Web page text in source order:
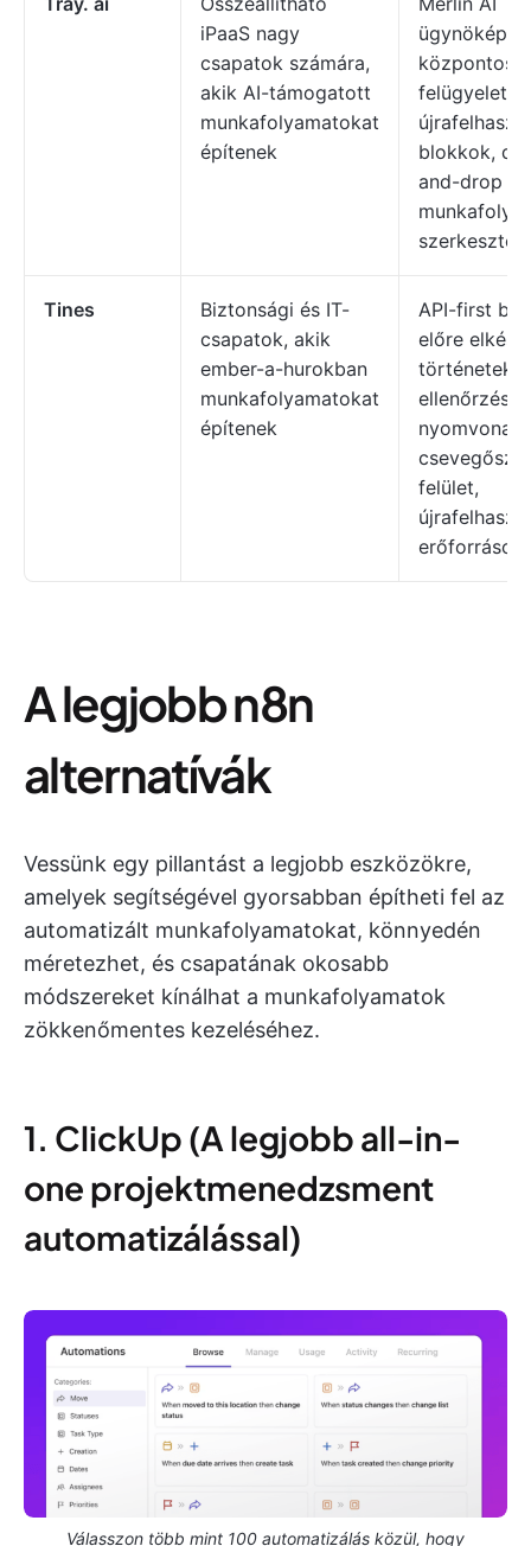
iPaaS nagy
csapatok számára,
akik AI-támogatott
munkafolyamatokat
építenek
felügyelet,
blokkok,
and-drop
szerkesztő
Tines
Biztonsági és IT-
csapatok, akik
ember-a-hurokban
munkafolyamatokat
építenek
API-first
előre
történetek,
ellenőrzési
felület,
erőforrások
A legjobb n8n
alternatívák
Vessünk egy pillantást a legjobb eszközökre,
amelyek segítségével gyorsabban építheti fel az
automatizált munkafolyamatokat, könnyedén
méretezhet, és csapatának okosabb
módszereket kínálhat a munkafolyamatok
zökkenőmentes kezeléséhez.
1. ClickUp (A legjobb all-in-
one projektmenedzsment
automatizálással)
Válasszon több mint 100 automatizálás közül, hogy